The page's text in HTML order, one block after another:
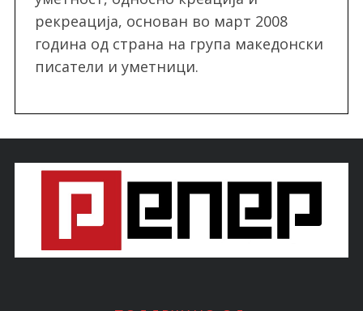
рекреација, oснован во март 2008
година од страна на група македонски
писатели и уметници.